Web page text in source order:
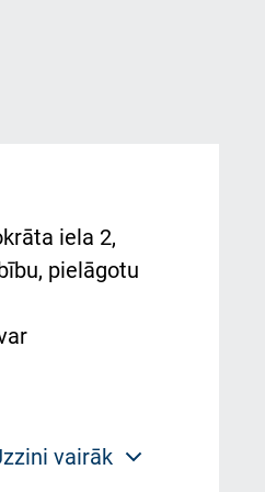
iela 2,
pielāgotu
vairāk